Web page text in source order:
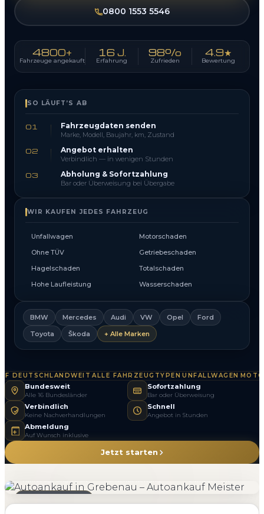
0800 1553 5546
4800+
Fahrzeuge angekauft
16 J.
Erfahrung
98%
Zufrieden
4.9★
Bewertung
SO LÄUFT’S AB
01 Fahrzeugdaten senden
Marke, Modell, Baujahr, km, Zustand
02 Angebot erhalten
Verbindlich — in wenigen Stunden
03 Abholung & Sofortzahlung
Bar oder Überweisung bei Übergabe
WIR KAUFEN JEDES FAHRZEUG
Unfallwagen
Motorschaden
Ohne TÜV
Getriebeschaden
Hagelschaden
Totalschaden
Hohe Laufleistung
Wasserschaden
BMW Mercedes Audi VW Opel
Ford
Toyota
Škoda + Alle Marken
DEUTSCHLANDWEIT·ALLE FAHRZEUGTYPEN·UNFALLWAGEN·
Bundesweit
Alle 16 Bundesländer
Sofortzahlung
Bar oder Überweisung
Verbindlich
Keine Nachverhandlungen
Schnell
Angebot in Stunden
Abmeldung
Auf Wunsch inklusive
Jetzt starten